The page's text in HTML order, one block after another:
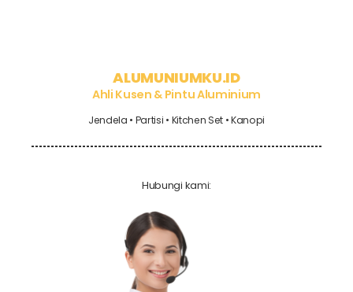
ALUMUNIUMKU.ID
Ahli Kusen & Pintu Aluminium
Jendela • Partisi • Kitchen Set • Kanopi
Hubungi kami: